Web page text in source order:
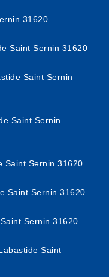
31620
Saint Sernin 31620
Saint Sernin
Saint Sernin
Saint Sernin 31620
Saint Sernin 31620
Sernin 31620
Saint